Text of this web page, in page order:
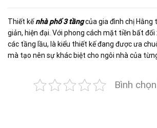
Thiết kếnhà phố 3 tầngcủa gia đình chị Hằng
giản, hiện đại. Với phong cách mặt tiền bất
các tầng lầu, là kiểu thiết kế đang được ưa
mà tạo nên sự khác biệt cho ngôi nhà của
Bình